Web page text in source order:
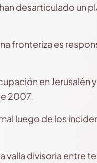
desarticulado un
fronteriza es
en Jerusalén
2007.
luego de los
valla divisoria entre